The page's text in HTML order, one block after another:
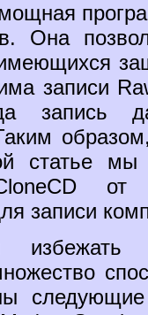
Она
записи
запись
статье мы
от
записи